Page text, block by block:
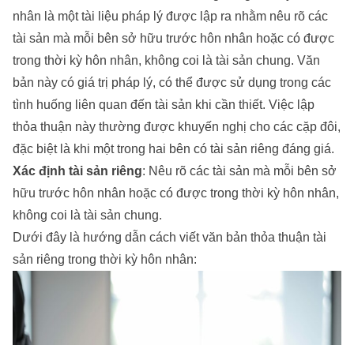
nhân là một tài liệu pháp lý được lập ra nhằm nêu rõ các
tài sản mà mỗi bên sở hữu trước hôn nhân hoặc có được
trong thời kỳ hôn nhân, không coi là tài sản chung. Văn
bản này có giá trị pháp lý, có thể được sử dụng trong các
tình huống liên quan đến tài sản khi cần thiết. Việc lập
thỏa thuận này thường được khuyến nghị cho các cặp đôi,
đặc biệt là khi một trong hai bên có tài sản riêng đáng giá.
Xác định tài sản riêng: Nêu rõ các tài sản mà mỗi bên sở
hữu trước hôn nhân hoặc có được trong thời kỳ hôn nhân,
không coi là tài sản chung.
Dưới đây là hướng dẫn cách viết văn bản thỏa thuận tài
sản riêng trong thời kỳ hôn nhân: